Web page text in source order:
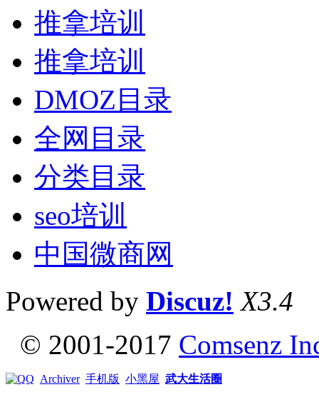
推拿培训
推拿培训
DMOZ目录
全网目录
分类目录
seo培训
中国微商网
Powered by Discuz! X3.4
© 2001-2017 Comsenz
Archiver 手机版 小黑屋 武大生活圈